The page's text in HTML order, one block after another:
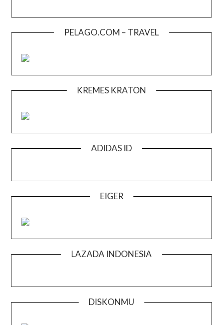
PELAGO.COM – TRAVEL
KREMES KRATON
ADIDAS ID
EIGER
LAZADA INDONESIA
DISKONMU